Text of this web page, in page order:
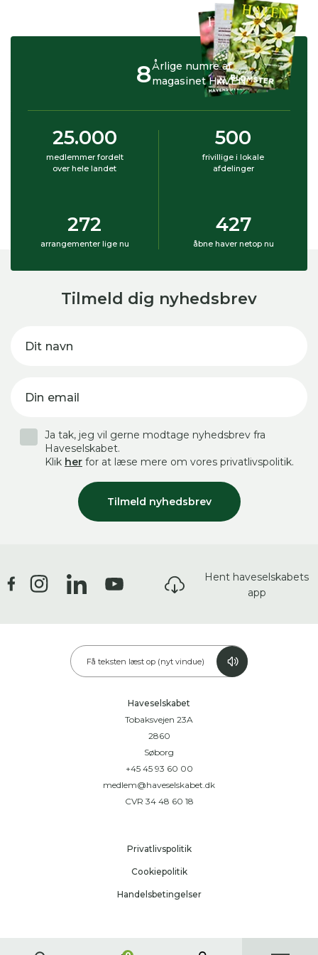
Årlige numre af
magasinet HAVEN
8
25.000
medlemmer fordelt
over hele landet
500
frivillige i lokale
afdelinger
272
arrangementer lige nu
427
åbne haver netop nu
Tilmeld dig nyhedsbrev
Dit navn
Din email
Tilmeld nyhedsbrev
Ja tak, jeg vil gerne modtage nyhedsbrev fra
Haveselskabet.
Klik her for at læse mere om vores privatlivspolitik.
Hent haveselskabets
app
Få teksten læst op (nyt vindue)
Haveselskabet
Tobaksvejen 23A
2860
Søborg
+45 45 93 60 00
medlem@haveselskabet.dk
CVR 34 48 60 18
Privatlivspolitik
Cookiepolitik
Handelsbetingelser